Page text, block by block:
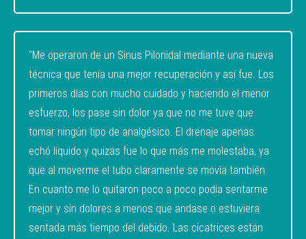
"Me operaron de un Sinus Pilonidal mediante una nueva
técnica que tenía una mejor recuperación y así fue. Los
primeros días con mucho cuidado y haciendo el menor
esfuerzo, los pase sin dolor ya que no me tuve que
tomar ningún tipo de analgésico. El drenaje apenas
echó líquido y quizás fue lo que más me molestaba, ya
que al moverme el tubo claramente se movía también.
En cuanto me lo quitaron poco a poco podía sentarme
mejor y sin dolores a menos que andase o estuviera
sentada más tiempo del debido. Las cicatrices están